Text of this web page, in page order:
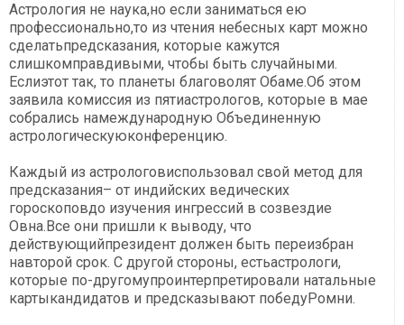
Астрология не наука,но если заниматься ею
профессионально,то из чтения небесных карт можно
сделатьпредсказания, которые кажутся
слишкомправдивыми, чтобы быть случайными.
Еслиэтот так, то планеты благоволят Обаме.Об этом
заявила комиссия из пятиастрологов, которые в мае
собрались намеждународную Объединенную
астрологическуюконференцию.
Каждый из астрологовиспользовал свой метод для
предсказания– от индийских ведических
гороскоповдо изучения ингрессий в созвездие
Овна.Все они пришли к выводу, что
действующийпрезидент должен быть переизбран
навторой срок. С другой стороны, естьастрологи,
которые по-другомупроинтерпретировали натальные
картыкандидатов и предсказывают победуРомни.